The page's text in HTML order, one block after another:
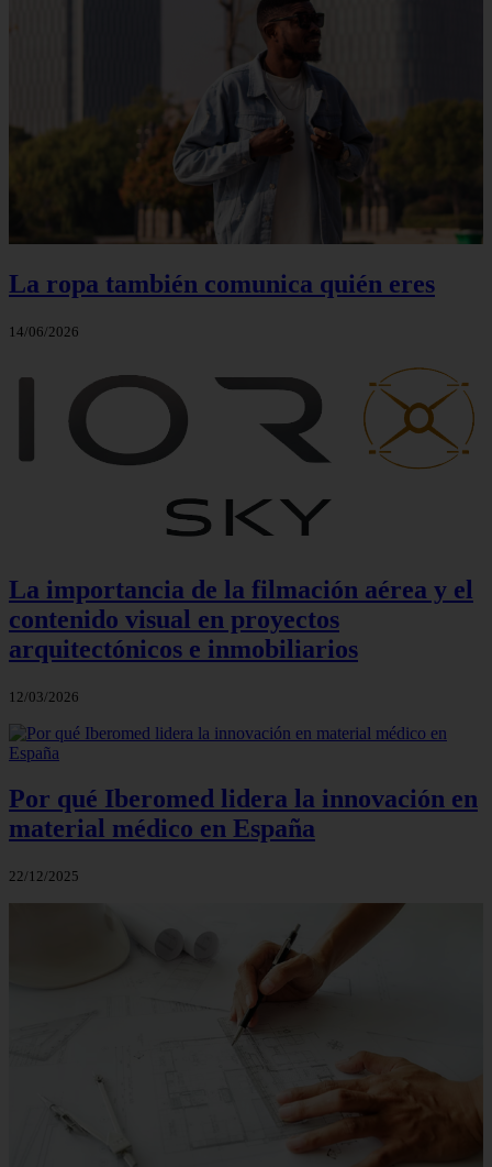
La ropa también comunica quién eres
14/06/2026
La importancia de la filmación aérea y el
contenido visual en proyectos
arquitectónicos e inmobiliarios
12/03/2026
Por qué Iberomed lidera la innovación en
material médico en España
22/12/2025